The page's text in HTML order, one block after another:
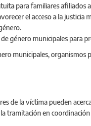
para familiares afiliados
el acceso a la
género municipales para
municipales, organismos
de la víctima pueden
tramitación en